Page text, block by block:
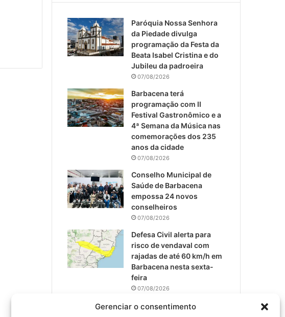
Gerenciar o consentimento
b
o
o
k
u
b
e
a
g
r
a
Paróquia Nossa Senhora
da Piedade divulga
programação da Festa da
Beata Isabel Cristina e do
Jubileu da padroeira
07/08/2026
Barbacena terá
programação com II
Festival Gastronômico e a
4ª Semana da Música nas
comemorações dos 235
anos da cidade
07/08/2026
Conselho Municipal de
Saúde de Barbacena
empossa 24 novos
conselheiros
07/08/2026
Defesa Civil alerta para
risco de vendaval com
rajadas de até 60 km/h em
Barbacena nesta sexta-
feira
07/08/2026
EPCAR tem a melhor nota